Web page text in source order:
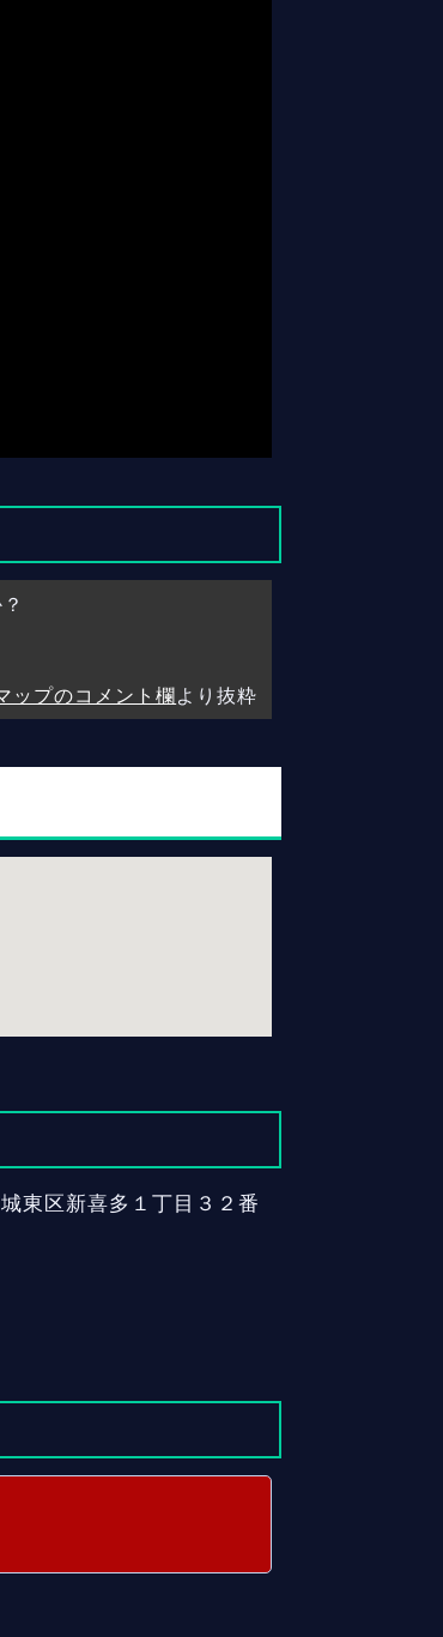
ップのコメント欄より抜粋
東区新喜多１丁目３２番